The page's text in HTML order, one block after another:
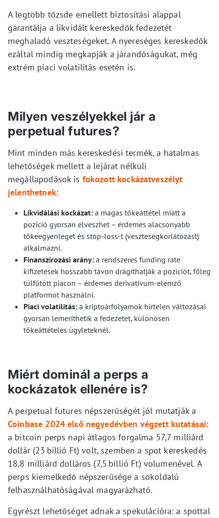
A legtöbb tőzsde emellett biztosítási alappal
garantálja a likvidált kereskedők fedezetét
meghaladó veszteségeket. A nyereséges kereskedők
ezáltal mindig megkapják a járandóságukat, még
extrém piaci volatilitás esetén is.
Milyen veszélyekkel jár a
perpetual futures?
Mint minden más kereskedési termék, a hatalmas
lehetőségek mellett a lejárat nélküli
megállapodások is fokozott kockázatveszélyt
jelenthetnek:
Likvidálási kockázat: a magas tőkeáttétel miatt a
pozíció gyorsan elveszhet – érdemes alacsonyabb
tőkeegyenleget és stop-loss-t (veszteségkorlátozást)
alkalmazni.
Finanszírozási arány: a rendszeres funding rate
kifizetések hosszabb távon drágíthatják a pozíciót, főleg
túlfűtött piacon – érdemes derivatívum-elemző
platformot használni.
Piaci volatilitás: a kriptoárfolyamok hirtelen változásai
gyorsan lemeríthetik a fedezetet, különösen
tőkeáttételes ügyleteknél.
Miért dominál a perps a
kockázatok ellenére is?
A perpetual futures népszerűségét jól mutatják a
Coinbase 2024 első negyedévben végzett kutatásai:
a bitcoin perps napi átlagos forgalma 57,7 milliárd
dollár (23 billió Ft) volt, szemben a spot kereskedés
18,8 milliárd dolláros (7,5 billió Ft) volumenével. A
perps kiemelkedő népszerűsége a sokoldalú
felhasználhatóságával magyarázható.
Egyrészt lehetőséget adnak a spekulációra: a spottal